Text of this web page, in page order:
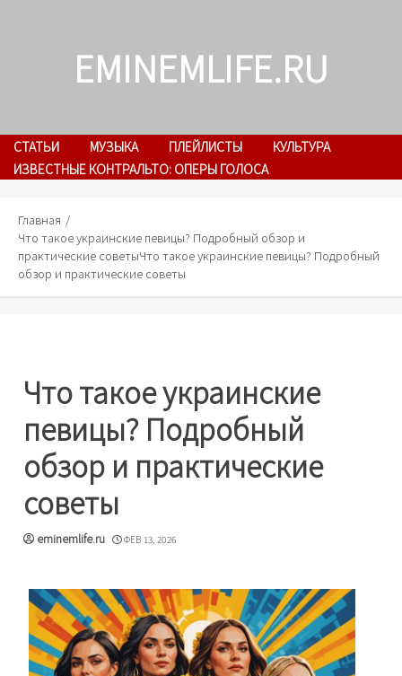
EMINEMLIFE.RU
СТАТЬИ МУЗЫКА ПЛЕЙЛИСТЫ
КУЛЬТУРА
ИЗВЕСТНЫЕ КОНТРАЛЬТО: ОПЕРЫ ГОЛОСА
Главная
Что такое украинские певицы? Подробный обзор и
практические советыЧто такое украинские певицы? Подробный
обзор и практические советы
Что такое украинские
певицы? Подробный
обзор и практические
советы
eminemlife.ru ФЕВ 13, 2026